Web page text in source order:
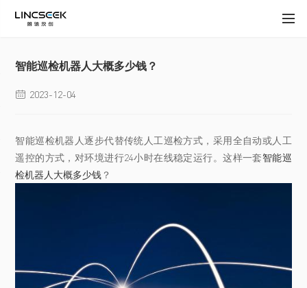
智能巡检机器人大概多少钱？
 2023-12-04
智能巡检机器人逐步代替传统人工巡检方式，采用全自动或人工
遥控的方式，对环境进行24小时在线稳定运行。这样一套智能巡
检机器人大概多少钱 ？